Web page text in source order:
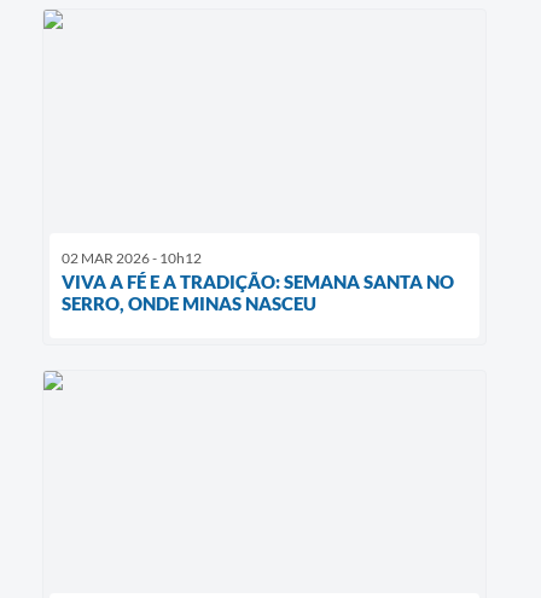
02 MAR 2026 - 10h12
VIVA A FÉ E A TRADIÇÃO: SEMANA SANTA NO
SERRO, ONDE MINAS NASCEU